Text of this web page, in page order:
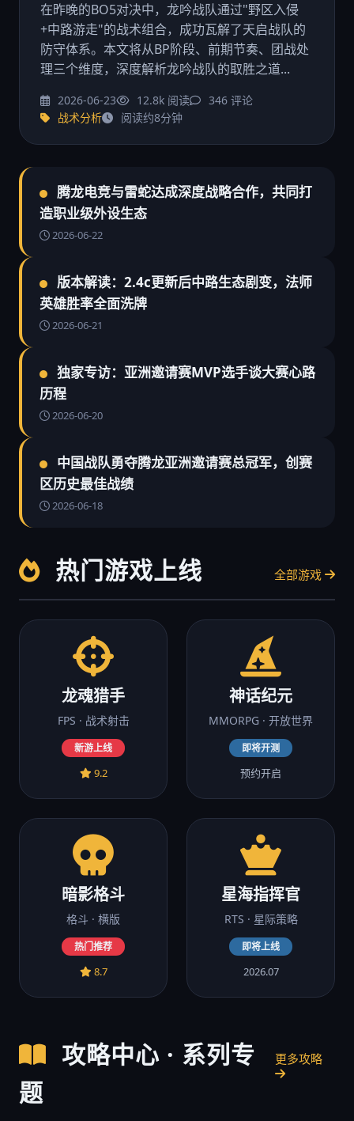
在昨晚的BO5对决中，龙吟战队通过"野区入侵
+中路游走"的战术组合，成功瓦解了天启战队的
防守体系。本文将从BP阶段、前期节奏、团战处
理三个维度，深度解析龙吟战队的取胜之道...
2026-06-23 12.8k 阅读
346 评论
战术分析
阅读约8分钟
腾龙电竞与雷蛇达成深度战略合作，共同打
造职业级外设生态
2026-06-22
版本解读：2.4c更新后中路生态剧变，法师
英雄胜率全面洗牌
2026-06-21
独家专访：亚洲邀请赛MVP选手谈大赛心路
历程
2026-06-20
中国战队勇夺腾龙亚洲邀请赛总冠军，创赛
区历史最佳战绩
2026-06-18
热门游戏上线 全部游戏
龙魂猎手
FPS · 战术射击
新游上线
9.2
神话纪元
MMORPG · 开放世界
即将开测
预约开启
暗影格斗
格斗 · 横版
热门推荐
8.7
星海指挥官
RTS · 星际策略
即将上线
2026.07
攻略中心 · 系列专
题
更多攻略